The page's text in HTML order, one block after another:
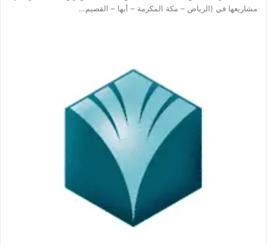
مشاريعها في (الرياض – مكة المكرمة – أبها – القصيم…